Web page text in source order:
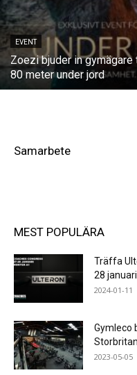
EVENT
Zoezi bjuder in
80 meter under jord
Samarbete
MEST POPULÄRA
Träffa
28
2024-01-11
Gymleco
2023-05-05